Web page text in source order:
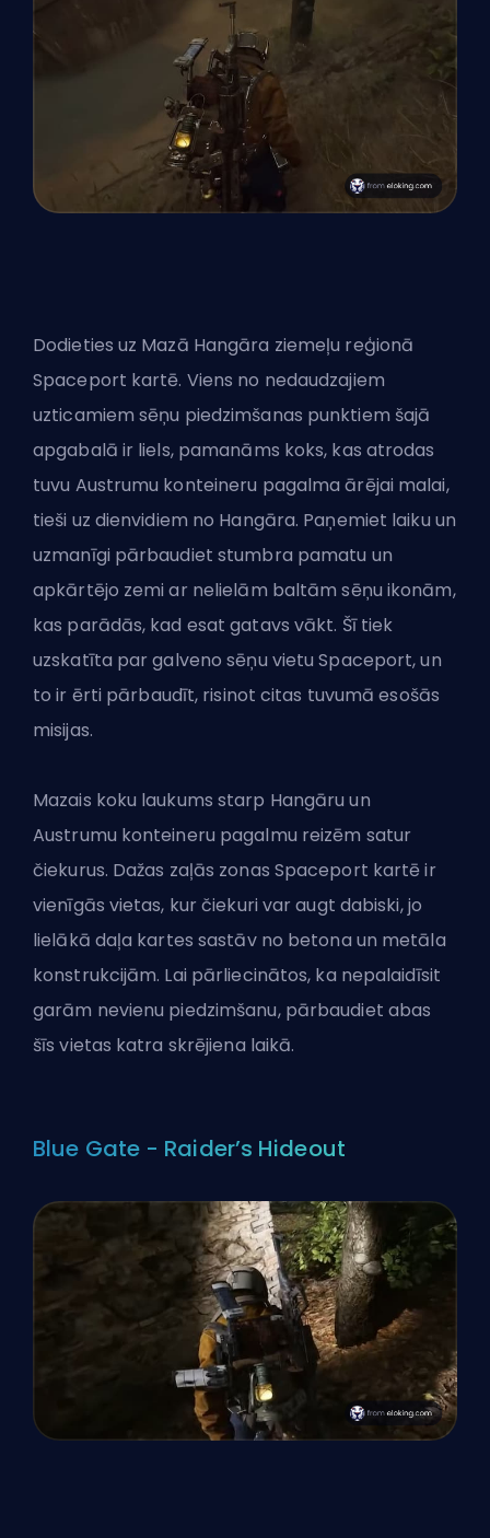
Dodieties uz Mazā Hangāra ziemeļu reģionā
Spaceport kartē. Viens no nedaudzajiem
uzticamiem sēņu piedzimšanas punktiem šajā
apgabalā ir liels, pamanāms koks, kas atrodas
tuvu Austrumu konteineru pagalma ārējai malai,
tieši uz dienvidiem no Hangāra. Paņemiet laiku un
uzmanīgi pārbaudiet stumbra pamatu un
apkārtējo zemi ar nelielām baltām sēņu ikonām,
kas parādās, kad esat gatavs vākt. Šī tiek
uzskatīta par galveno sēņu vietu Spaceport, un
to ir ērti pārbaudīt, risinot citas tuvumā esošās
misijas.
Mazais koku laukums starp Hangāru un
Austrumu konteineru pagalmu reizēm satur
čiekurus. Dažas zaļās zonas Spaceport kartē ir
vienīgās vietas, kur čiekuri var augt dabiski, jo
lielākā daļa kartes sastāv no betona un metāla
konstrukcijām. Lai pārliecinātos, ka nepalaidīsit
garām nevienu piedzimšanu, pārbaudiet abas
šīs vietas katra skrējiena laikā.
Blue Gate - Raider’s Hideout